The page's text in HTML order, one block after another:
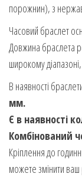
порожнин), з
Часовий браслет
Довжина браслета
широкому
В наявності
мм.
Є в наявності
Комбінований
Кріплення до
можете змінити ваш